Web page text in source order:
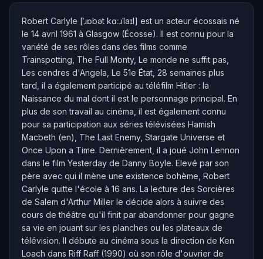
Robert Carlyle [ˈɹɒbət kɑːɹˈlaɪl] est un acteur écossais né
le 14 avril 1961 à Glasgow (Écosse). Il est connu pour la
variété de ses rôles dans des films comme
Trainspotting, The Full Monty, Le monde ne suffit pas,
Les cendres d'Angela, Le 51e État, 28 semaines plus
tard, il a également participé au téléfilm Hitler : la
Naissance du mal dont il est le personnage principal. En
plus de son travail au cinéma, il est également connu
pour sa participation aux séries télévisées Hamish
Macbeth (en), The Last Enemy, Stargate Universe et
Once Upon a Time. Dernièrement, il a joué John Lennon
dans le film Yesterday de Danny Boyle. Elevé par son
père avec qui il mène une existence bohème, Robert
Carlyle quitte l'école à 16 ans. La lecture des Sorcières
de Salem d'Arthur Miller le décide alors à suivre des
cours de théâtre qu'il finit par abandonner pour gagne
sa vie en jouant sur les planches ou les plateaux de
télévision. Il débute au cinéma sous la direction de Ken
Loach dans Riff Raff (1990) où son rôle d'ouvrier de